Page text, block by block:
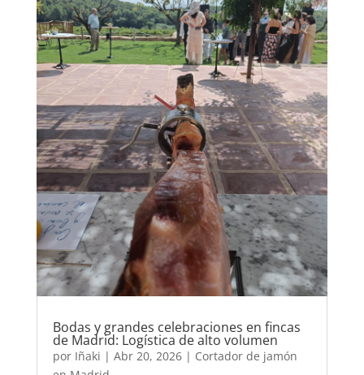
Bodas y grandes celebraciones en fincas
de Madrid: Logística de alto volumen
por Iñaki | Abr 20, 2026| Cortador de jamón